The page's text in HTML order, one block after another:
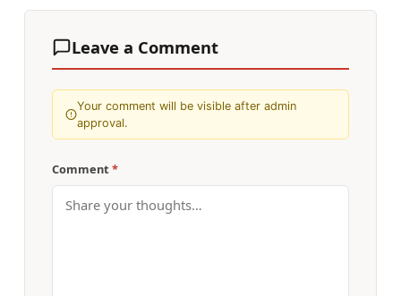
Leave a Comment
Your comment will be visible after admin
approval.
Comment *